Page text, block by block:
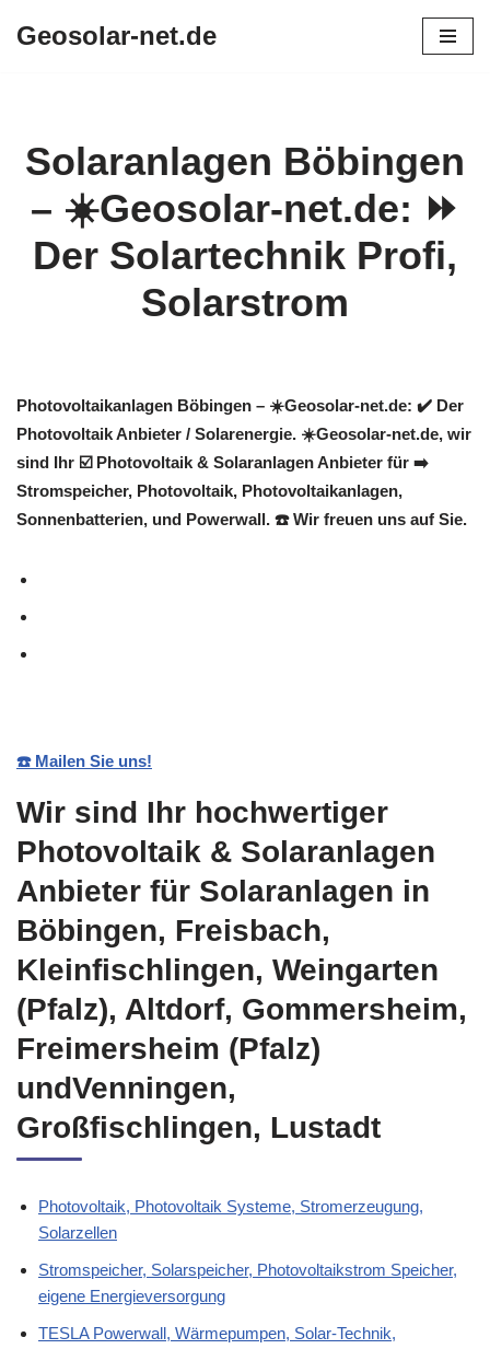
Geosolar-net.de
Solaranlagen Böbingen
– ☀️Geosolar-net.de: ⏩
Der Solartechnik Profi,
Solarstrom
Photovoltaikanlagen Böbingen – ☀️Geosolar-net.de: ✔️ Der
Photovoltaik Anbieter / Solarenergie. ☀️Geosolar-net.de, wir
sind Ihr ☑️ Photovoltaik & Solaranlagen Anbieter für ➡️
Stromspeicher, Photovoltaik, Photovoltaikanlagen,
Sonnenbatterien, und Powerwall. ☎️ Wir freuen uns auf Sie.
☎️ Mailen Sie uns!
Wir sind Ihr hochwertiger
Photovoltaik & Solaranlagen
Anbieter für Solaranlagen in
Böbingen, Freisbach,
Kleinfischlingen, Weingarten
(Pfalz), Altdorf, Gommersheim,
Freimersheim (Pfalz)
undVenningen,
Großfischlingen, Lustadt
Photovoltaik, Photovoltaik Systeme, Stromerzeugung,
Solarzellen
Stromspeicher, Solarspeicher, Photovoltaikstrom Speicher,
eigene Energieversorgung
TESLA Powerwall, Wärmepumpen, Solar-Technik,